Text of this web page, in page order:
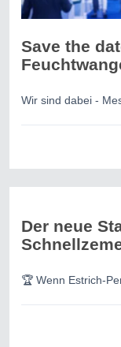
Save the
Wir sind dabei -
Der neue
🏆 Wenn Estrich-